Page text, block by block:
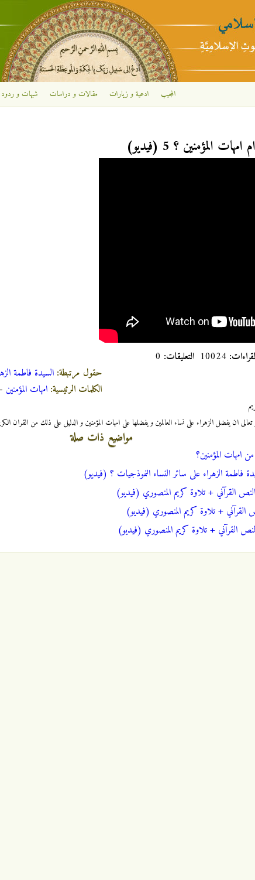
تجاوز إلى المحتوى الرئيسي
المجيب ادعية و زيارات مقالات و دراسات شبهات و ردود
المؤمنين ؟ 5 (فيديو)
التعليقات:
حقول مرتبطة:السيدة فاطمة
الكلمات الرئيسية:امهات المؤمنين
تعالى ان يفضل الزهراء على نساء العالمين و يفضلها على امهات المؤمنين و الدليل على ذلك من القران
مواضيع ذات صلة
امهات المؤمنين؟
فاطمة الزهراء على سائر النساء النموذجيات ؟ (فيديو)